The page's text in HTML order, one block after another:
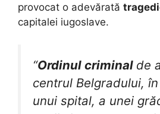
provocat o adevărată
capitalei iugoslave.
“Ordinul criminal de
centrul Belgradului,
unui spital, a unei